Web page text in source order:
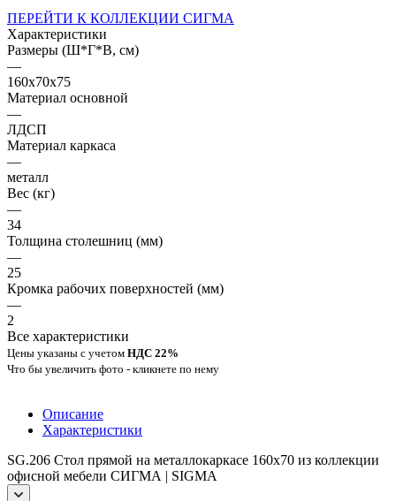
ПЕРЕЙТИ К КОЛЛЕКЦИИ СИГМА
Характеристики
Размеры (Ш*Г*В, см)
—
160x70x75
Материал основной
—
ЛДСП
Материал каркаса
—
металл
Вес (кг)
—
34
Толщина столешниц (мм)
—
25
Кромка рабочих поверхностей (мм)
—
2
Все характеристики
Цены указаны с учетом НДС 22%
Что бы увеличить фото - кликнете по нему
Описание
Характеристики
SG.206 Стол прямой на металлокаркасе 160х70 из коллекции
офисной мебели СИГМА | SIGMA